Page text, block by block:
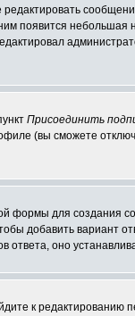
появится небольшая
Присоединить
(вы сможете
формы для создания
добавить вариант
ответа, оно
к редактированию